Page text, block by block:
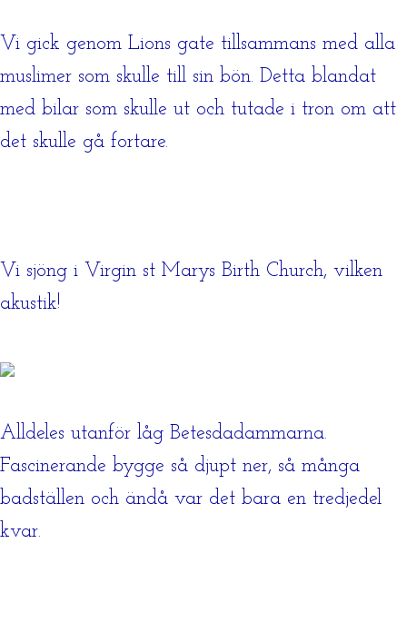
Vi gick genom Lions gate tillsammans med alla
muslimer som skulle till sin bön. Detta blandat
med bilar som skulle ut och tutade i tron om att
det skulle gå fortare.
Vi sjöng i Virgin st Marys Birth Church, vilken
akustik!
Alldeles utanför låg Betesdadammarna.
Fascinerande bygge så djupt ner, så många
badställen och ändå var det bara en tredjedel
kvar.